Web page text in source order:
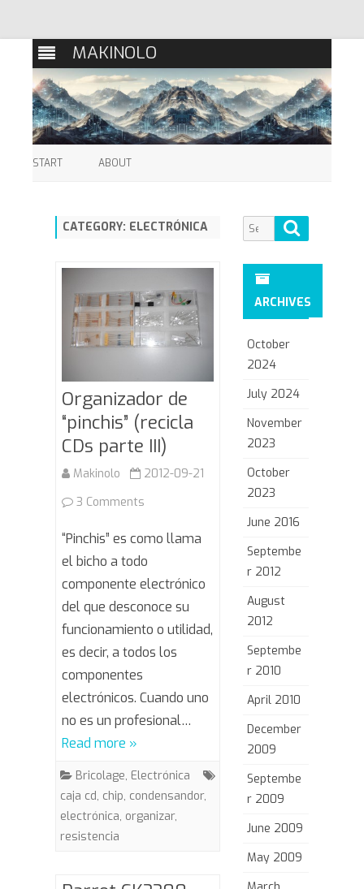
MAKINOLO
START ABOUT
CATEGORY: ELECTRÓNICA
Organizador de
“pinchis” (recicla
CDs parte III)
Makinolo
2012-09-21
3 Comments
Organizador
de
“pinchis”
(recicla
CDs
III)
“Pinchis” es como llama
el bicho a todo
componente electrónico
del que desconoce su
funcionamiento o utilidad,
es decir, a todos los
componentes
electrónicos. Cuando uno
no es un profesional…
Read more »
Bricolage, Electrónica
caja cd, chip, condensandor,
electrónica, organizar,
resistencia
Search
for:
ARCHIVES
October
2024
July 2024
November
2023
October
2023
June 2016
Septembe
r 2012
August
2012
Septembe
r 2010
April 2010
December
2009
Septembe
r 2009
June 2009
May 2009